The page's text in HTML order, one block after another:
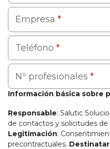
Empresa *
Teléfono *
Nº profesionales *
Información básica sobre
Responsable: Salutic
de contactos y solicitudes
Legitimación:
precontractuales.